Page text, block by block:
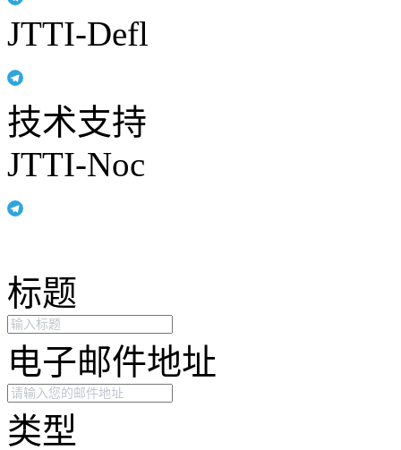
JTTI-Defl
技术支持
JTTI-Noc
标题
电子邮件地址
类型